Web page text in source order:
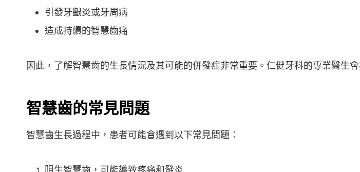
引發牙齦炎或牙周病
造成持續的智慧齒痛
因此，了解智慧齒的生長情況及其可能的併發症非常重要。仁健牙科的專業醫生
智慧齒的常見問題
智慧齒生長過程中，患者可能會遇到以下常見問題：
阻生智慧齒，可能導致疼痛和發炎